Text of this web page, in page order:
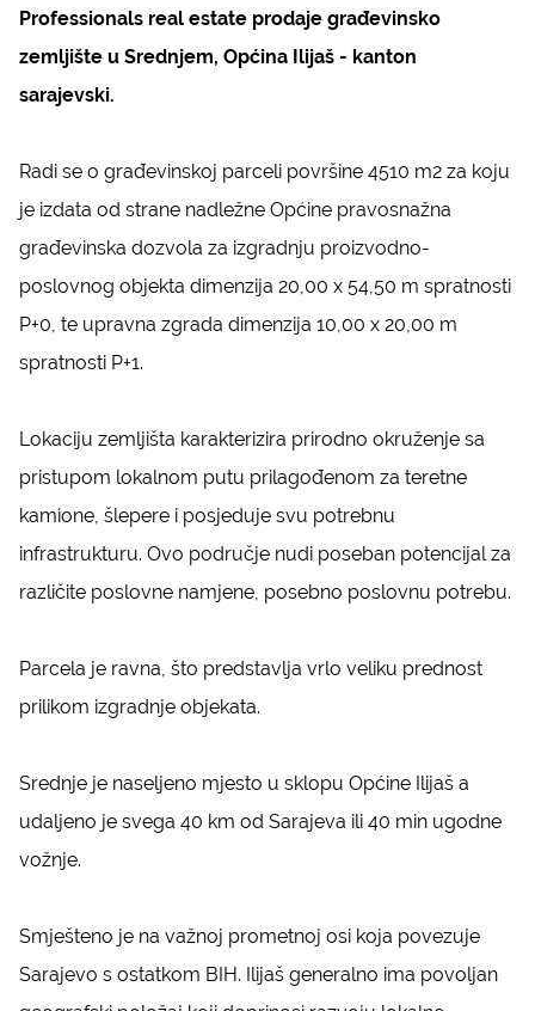
Professionals real estate prodaje građevinsko
zemljište u Srednjem, Općina Ilijaš - kanton
sarajevski.
Radi se o građevinskoj parceli površine 4510 m2 za koju
je izdata od strane nadležne Općine pravosnažna
građevinska dozvola za izgradnju proizvodno-
poslovnog objekta dimenzija 20,00 x 54,50 m spratnosti
P+0, te upravna zgrada dimenzija 10,00 x 20,00 m
spratnosti P+1.
Lokaciju zemljišta karakterizira prirodno okruženje sa
pristupom lokalnom putu prilagođenom za teretne
kamione, šlepere i posjeduje svu potrebnu
infrastrukturu. Ovo područje nudi poseban potencijal za
različite poslovne namjene, posebno poslovnu potrebu.
Parcela je ravna, što predstavlja vrlo veliku prednost
prilikom izgradnje objekata.
Srednje je naseljeno mjesto u sklopu Općine Ilijaš a
udaljeno je svega 40 km od Sarajeva ili 40 min ugodne
vožnje.
Smješteno je na važnoj prometnoj osi koja povezuje
Sarajevo s ostatkom BIH. Ilijaš generalno ima povoljan